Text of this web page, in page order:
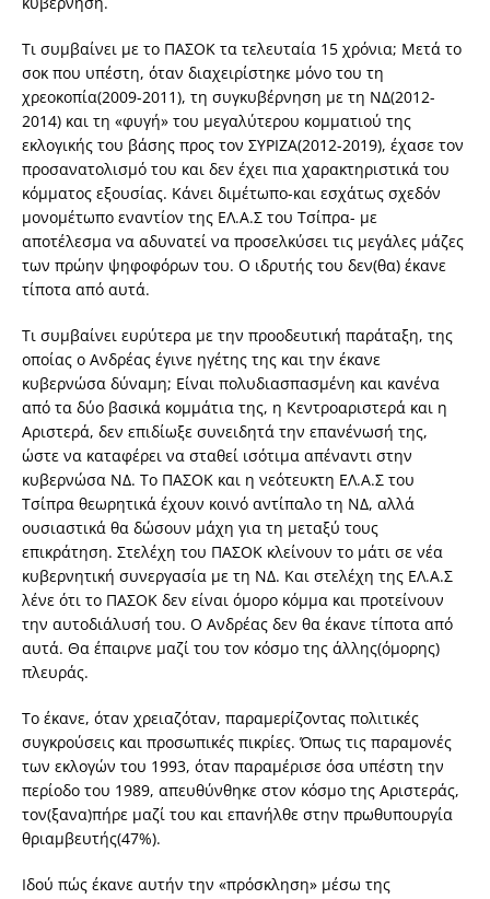
Τι συμβαίνει με το ΠΑΣΟΚ τα τελευταία 15 χρόνια; Μετά το
σοκ που υπέστη, όταν διαχειρίστηκε μόνο του τη
χρεοκοπία(2009-2011), τη συγκυβέρνηση με τη ΝΔ(2012-
2014) και τη «φυγή» του μεγαλύτερου κομματιού της
εκλογικής του βάσης προς τον ΣΥΡΙΖΑ(2012-2019), έχασε τον
προσανατολισμό του και δεν έχει πια χαρακτηριστικά του
κόμματος εξουσίας. Κάνει διμέτωπο-και εσχάτως σχεδόν
μονομέτωπο εναντίον της ΕΛ.Α.Σ του Τσίπρα- με
αποτέλεσμα να αδυνατεί να προσελκύσει τις μεγάλες μάζες
των πρώην ψηφοφόρων του. Ο ιδρυτής του δεν(θα) έκανε
τίποτα από αυτά.
Τι συμβαίνει ευρύτερα με την προοδευτική παράταξη, της
οποίας ο Ανδρέας έγινε ηγέτης της και την έκανε
κυβερνώσα δύναμη; Είναι πολυδιασπασμένη και κανένα
από τα δύο βασικά κομμάτια της, η Κεντροαριστερά και η
Αριστερά, δεν επιδίωξε συνειδητά την επανένωσή της,
ώστε να καταφέρει να σταθεί ισότιμα απέναντι στην
κυβερνώσα ΝΔ. Το ΠΑΣΟΚ και η νεότευκτη ΕΛ.Α.Σ του
Τσίπρα θεωρητικά έχουν κοινό αντίπαλο τη ΝΔ, αλλά
ουσιαστικά θα δώσουν μάχη για τη μεταξύ τους
επικράτηση. Στελέχη του ΠΑΣΟΚ κλείνουν το μάτι σε νέα
κυβερνητική συνεργασία με τη ΝΔ. Και στελέχη της ΕΛ.Α.Σ
λένε ότι το ΠΑΣΟΚ δεν είναι όμορο κόμμα και προτείνουν
την αυτοδιάλυσή του. Ο Ανδρέας δεν θα έκανε τίποτα από
αυτά. Θα έπαιρνε μαζί του τον κόσμο της άλλης(όμορης)
πλευράς.
Το έκανε, όταν χρειαζόταν, παραμερίζοντας πολιτικές
συγκρούσεις και προσωπικές πικρίες. Όπως τις παραμονές
των εκλογών του 1993, όταν παραμέρισε όσα υπέστη την
περίοδο του 1989, απευθύνθηκε στον κόσμο της Αριστεράς,
τον(ξανα)πήρε μαζί του και επανήλθε στην πρωθυπουργία
θριαμβευτής(47%).
Ιδού πώς έκανε αυτήν την «πρόσκληση» μέσω της